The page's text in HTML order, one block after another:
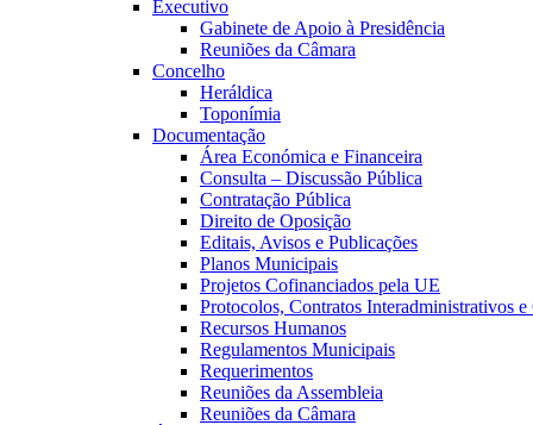
Executivo
Gabinete de Apoio à Presidência
Reuniões da Câmara
Concelho
Heráldica
Toponímia
Documentação
Área Económica e Financeira
Consulta – Discussão Pública
Contratação Pública
Direito de Oposição
Editais, Avisos e Publicações
Planos Municipais
Projetos Cofinanciados pela UE
Protocolos, Contratos Interadministrativos e
Recursos Humanos
Regulamentos Municipais
Requerimentos
Reuniões da Assembleia
Reuniões da Câmara